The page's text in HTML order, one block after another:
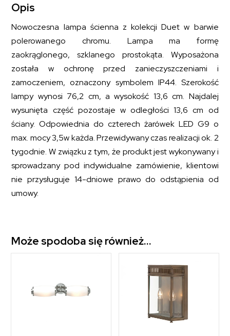
Opis
Nowoczesna lampa ścienna z kolekcji Duet w barwie
polerowanego chromu. Lampa ma formę
zaokrąglonego, szklanego prostokąta. Wyposażona
została w ochronę przed zanieczyszczeniami i
zamoczeniem, oznaczony symbolem IP44. Szerokość
lampy wynosi 76,2 cm, a wysokość 13,6 cm. Najdalej
wysunięta część pozostaje w odległości 13,6 cm od
ściany. Odpowiednia do czterech żarówek LED G9 o
max. mocy 3,5w każda. Przewidywany czas realizacji ok. 2
tygodnie. W związku z tym, że produkt jest wykonywany i
sprowadzany pod indywidualne zamówienie, klientowi
nie przysługuje 14-dniowe prawo do odstąpienia od
umowy.
Może spodoba się również…